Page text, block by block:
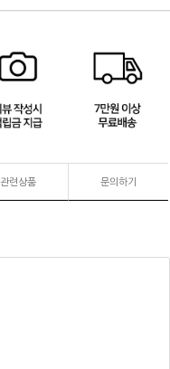
관련상품 문의하기